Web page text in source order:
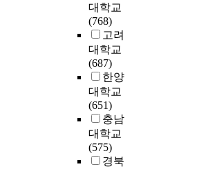
대학교
(768)
고려
대학교
(687)
한양
대학교
(651)
충남
대학교
(575)
경북